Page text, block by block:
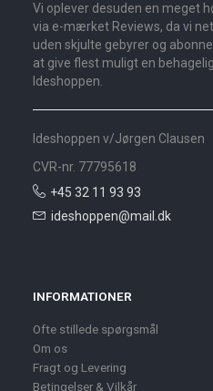
Vi oplever desuden en meget
via e-mærket Reviews, da vi
uden skjulte gebyrer og
at give flest muligt en
Ideshoppen.
Ideshoppen v/Jørgen Clausen
CVR-nr. 77795618
+45 32 11 93 93
ideshoppen@mail.dk
INFORMATIONER
Ofte stillede spørgsmål
Om os
Fragt og Levering
Betingelser & Vilkår